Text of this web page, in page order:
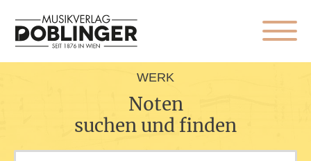
WERK
Noten
suchen und finden